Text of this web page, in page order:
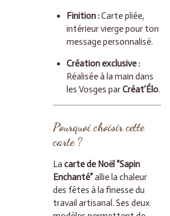
Finition :Carte pliée,
intérieur vierge pour ton
message personnalisé.
Création exclusive :
Réalisée à la main dans
les Vosges parCréat’Élo.
Pourquoi choisir cette
carte ?
La carte de Noël “Sapin
Enchanté”allie la chaleur
des fêtes à la finesse du
travail artisanal. Ses deux